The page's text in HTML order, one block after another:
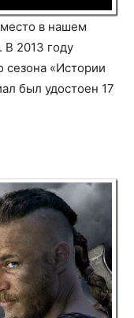
в нашем
. В 2013 году
сезона «Истории
был удостоен 17